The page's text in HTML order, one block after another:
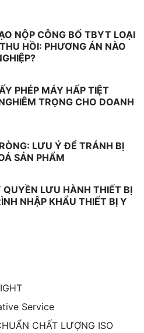
NỘP CÔNG BỐ TBYT LOẠI
HỒI: PHƯƠNG ÁN NÀO
PHÉP MÁY HẤP TIỆT
TRỌNG CHO DOANH
LƯU Ý ĐỂ TRÁNH BỊ
SẢN PHẨM
LƯU HÀNH THIẾT BỊ
NHẬP KHẨU THIẾT BỊ Y
Service
CHẤT LƯỢNG ISO